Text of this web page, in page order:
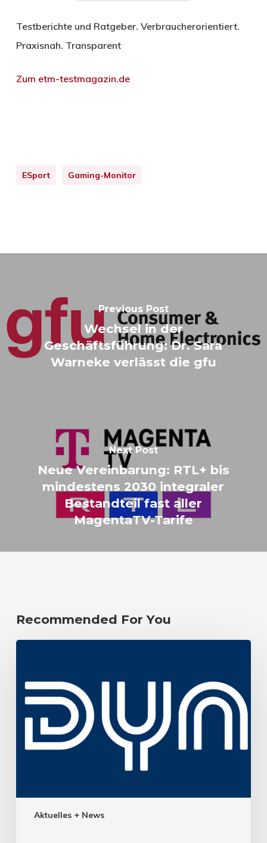
Testberichte und Ratgeber. Verbraucherorientiert.
Praxisnah. Transparent
Zum etm-testmagazin.de
ESport Gaming-Monitor
Previous Post
Wechsel in der
Geschäftsführung: Dr. Sara
Warneke verlässt die gfu
Next Post
Neue Vereinbarung: RTL+ bis
mindestens 2030 integraler
Bestandteil fast aller
MagentaTV-Tarife
Recommended For You
Aktuelles + News